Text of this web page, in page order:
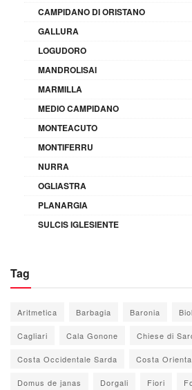
CAMPIDANO DI ORISTANO
GALLURA
LOGUDORO
MANDROLISAI
MARMILLA
MEDIO CAMPIDANO
MONTEACUTO
MONTIFERRU
NURRA
OGLIASTRA
PLANARGIA
SULCIS IGLESIENTE
Tag
Aritmetica Barbagia Baronia
Cagliari Cala Gonone Chiese di
Costa Occidentale Sarda Costa
Domus de janas Dorgali Fiori